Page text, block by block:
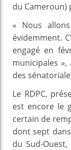
du Cameroun)
« Nous
évidemment.
engagé en
municipales
des
Le RDPC,
est encore le
certain de
dont sept
du Sud-